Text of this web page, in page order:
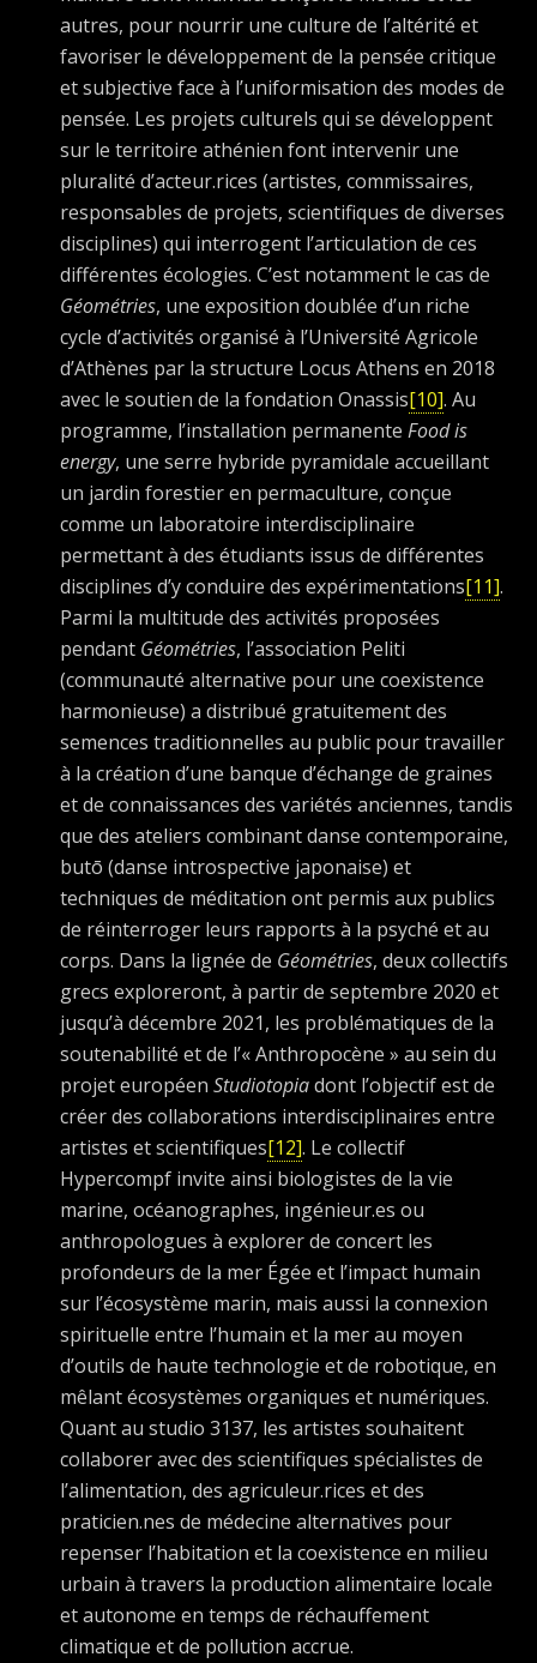
autres, pour nourrir une culture de l’altérité et
favoriser le développement de la pensée critique
et subjective face à l’uniformisation des modes de
pensée. Les projets culturels qui se développent
sur le territoire athénien font intervenir une
pluralité d’acteur.rices (artistes, commissaires,
responsables de projets, scientifiques de diverses
disciplines) qui interrogent l’articulation de ces
différentes écologies. C’est notamment le cas de
Géométries, une exposition doublée d’un riche
cycle d’activités organisé à l’Université Agricole
d’Athènes par la structure Locus Athens en 2018
avec le soutien de la fondation Onassis[10]. Au
programme, l’installation permanente Food is
energy, une serre hybride pyramidale accueillant
un jardin forestier en permaculture, conçue
comme un laboratoire interdisciplinaire
permettant à des étudiants issus de différentes
disciplines d’y conduire des expérimentations[11].
Parmi la multitude des activités proposées
pendant Géométries, l’association Peliti
(communauté alternative pour une coexistence
harmonieuse) a distribué gratuitement des
semences traditionnelles au public pour travailler
à la création d’une banque d’échange de graines
et de connaissances des variétés anciennes, tandis
que des ateliers combinant danse contemporaine,
butō (danse introspective japonaise) et
techniques de méditation ont permis aux publics
de réinterroger leurs rapports à la psyché et au
corps. Dans la lignée de Géométries, deux collectifs
grecs exploreront, à partir de septembre 2020 et
jusqu’à décembre 2021, les problématiques de la
soutenabilité et de l’« Anthropocène » au sein du
projet européen Studiotopiadont l’objectif est de
créer des collaborations interdisciplinaires entre
artistes et scientifiques[12]. Le collectif
Hypercompf invite ainsi biologistes de la vie
marine, océanographes, ingénieur.es ou
anthropologues à explorer de concert les
profondeurs de la mer Égée et l’impact humain
sur l’écosystème marin, mais aussi la connexion
spirituelle entre l’humain et la mer au moyen
d’outils de haute technologie et de robotique, en
mêlant écosystèmes organiques et numériques.
Quant au studio 3137, les artistes souhaitent
collaborer avec des scientifiques spécialistes de
l’alimentation, des agriculeur.rices et des
praticien.nes de médecine alternatives pour
repenser l’habitation et la coexistence en milieu
urbain à travers la production alimentaire locale
et autonome en temps de réchauffement
climatique et de pollution accrue.